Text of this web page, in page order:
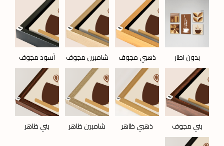
بدون اطار ذهبي مجوف شامبين مجوف أسود مجوف
بني مجوف ذهبي ظاهر شامبين ظاهر بني ظاهر